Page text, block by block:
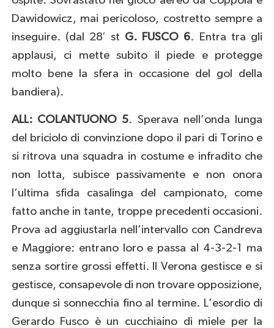
Dawidowicz, mai pericoloso, costretto sempre a
inseguire. (dal 28′ st G. FUSCO 6. Entra tra gli
applausi, ci mette subito il piede e protegge
molto bene la sfera in occasione del gol della
bandiera).
ALL: COLANTUONO 5. Sperava nell’onda lunga
del briciolo di convinzione dopo il pari di Torino e
si ritrova una squadra in costume e infradito che
non lotta, subisce passivamente e non onora
l’ultima sfida casalinga del campionato, come
fatto anche in tante, troppe precedenti occasioni.
Prova ad aggiustarla nell’intervallo con Candreva
e Maggiore: entrano loro e passa al 4-3-2-1 ma
senza sortire grossi effetti. Il Verona gestisce e si
gestisce, consapevole di non trovare opposizione,
dunque si sonnecchia fino al termine. L’esordio di
Gerardo Fusco è un cucchiaino di miele per la